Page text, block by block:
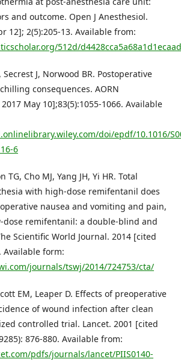
and outcome. Open J Anesthesiol.
12]; 2(5):205-13. Available from:
512d/
Secrest J, Norwood BR. Postoperative
consequences. AORN
May 10];83(5):1055-1066. Available
doi/epdf/10.1016/
6
TG, Cho MJ, Yang JH, Yi HR. Total
with high-dose remifentanil does
nausea and vomiting and pain,
dose remifentanil: a double-blind and
Scientific World Journal. 2014 [cited
Available form:
journals/tswj/2014/724753/cta/
EM, Leaper D. Effects of preoperative
of wound infection after clean
controlled trial. Lancet. 2001 [cited
876-880. Available from:
pdfs/journals/lancet/PIIS0140-